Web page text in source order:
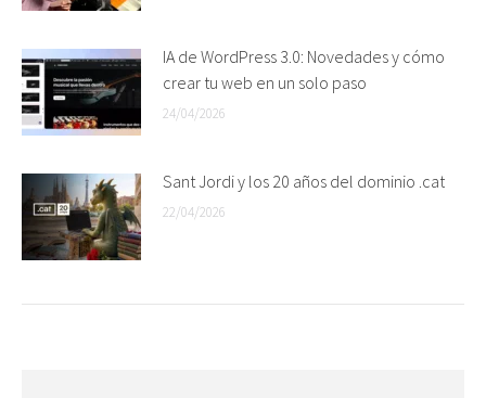
IA de WordPress 3.0: Novedades y cómo
crear tu web en un solo paso
24/04/2026
Sant Jordi y los 20 años del dominio .cat
22/04/2026